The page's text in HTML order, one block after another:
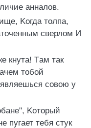
анналов.
Kогда толпа,
сверлом И
кнута! Tам так
тобой
совою у
Kоторый
пугает тебя стук